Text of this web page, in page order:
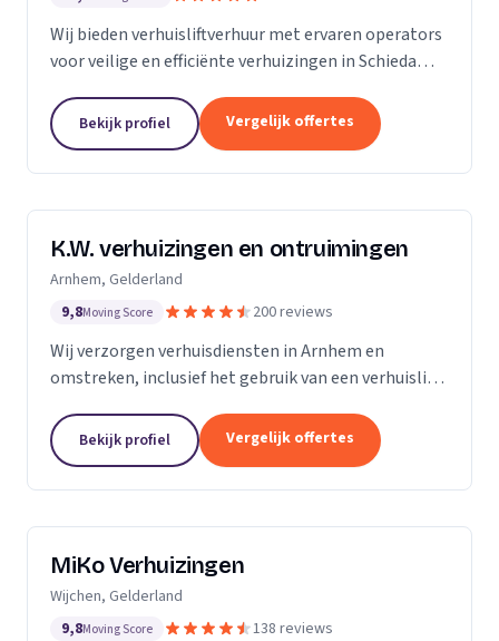
Wij bieden verhuisliftverhuur met ervaren operators
voor veilige en efficiënte verhuizingen in Schiedam
Bekijk profiel Vergelijk offertes
K.W. verhuizingen en ontruimingen
Arnhem, Gelderland
9,8Moving Score 200 reviews
Wij verzorgen verhuisdiensten in Arnhem en
omstreken, inclusief het gebruik van een verhuislift
Bekijk profiel Vergelijk offertes
MiKo Verhuizingen
Wijchen, Gelderland
9,8Moving Score 138 reviews